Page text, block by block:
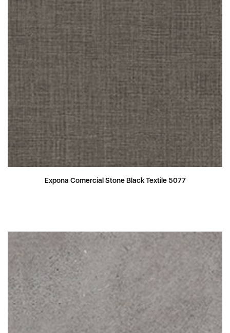
Expona Comercial Stone Black Textile 5077